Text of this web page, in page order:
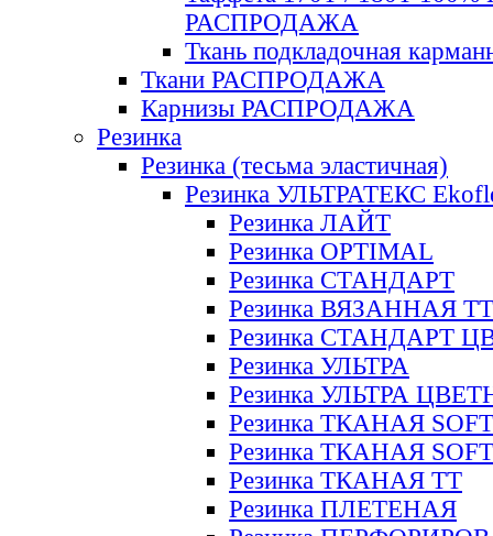
РАСПРОДАЖА
Ткань подкладочная
Ткани РАСПРОДАЖА
Карнизы РАСПРОДАЖА
Резинка
Резинка (тесьма эластичная)
Резинка УЛЬТРАТЕКС
Резинка ЛАЙТ
Резинка OPTIMAL
Резинка СТАНДАРТ
Резинка ВЯЗАННАЯ ТТ
Резинка СТАНДАРТ
Резинка УЛЬТРА
Резинка УЛЬТРА
Резинка ТКАНАЯ SOFT
Резинка ТКАНАЯ
Резинка ТКАНАЯ ТТ
Резинка ПЛЕТЕНАЯ